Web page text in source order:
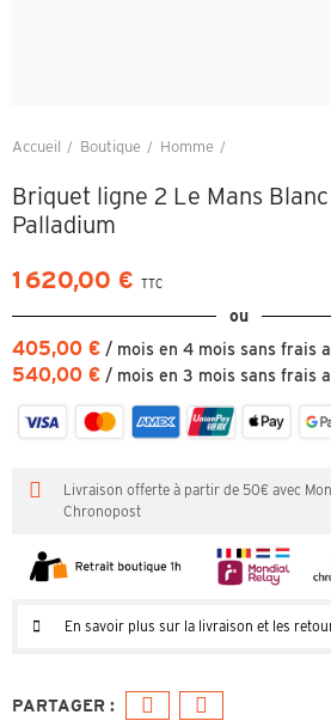
Accueil Boutique Homme
Briquet ligne 2 Le Mans Blanc
Palladium
1 620,00 € TTC
ou
405,00 € / mois en 4 mois sans frais
540,00 € / mois en 3 mois sans frais
Livraison offerte à partir de 50€ avec
Chronopost
En savoir plus sur la livraison et les